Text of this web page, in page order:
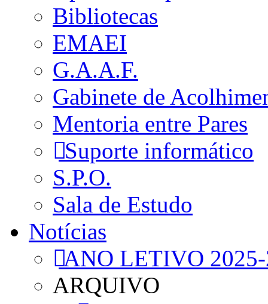
Bibliotecas
EMAEI
G.A.A.F.
Gabinete de
Mentoria entre Pares
Suporte informático
S.P.O.
Sala de Estudo
Notícias
ANO LETIVO
ARQUIVO